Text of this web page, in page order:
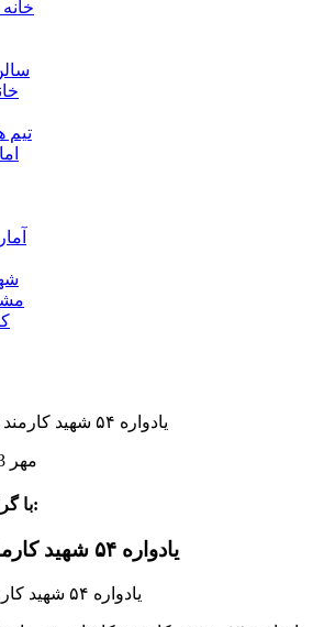
تیم
یادواره ۵۴ شهید کارمند کاشان برگزار شد
04 مهر 1403
با گرامیداشت شهدای خدمت:
یادواره ۵۴ شهید کارمند کاشان برگزار شد